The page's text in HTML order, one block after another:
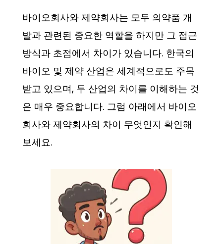
바이오회사와 제약회사는 모두 의약품 개
발과 관련된 중요한 역할을 하지만 그 접근
방식과 초점에서 차이가 있습니다. 한국의
바이오 및 제약 산업은 세계적으로도 주목
받고 있으며, 두 산업의 차이를 이해하는 것
은 매우 중요합니다. 그럼 아래에서 바이오
회사와 제약회사의 차이 무엇인지 확인해
보세요.